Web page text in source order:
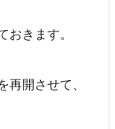
きます。
開させて、